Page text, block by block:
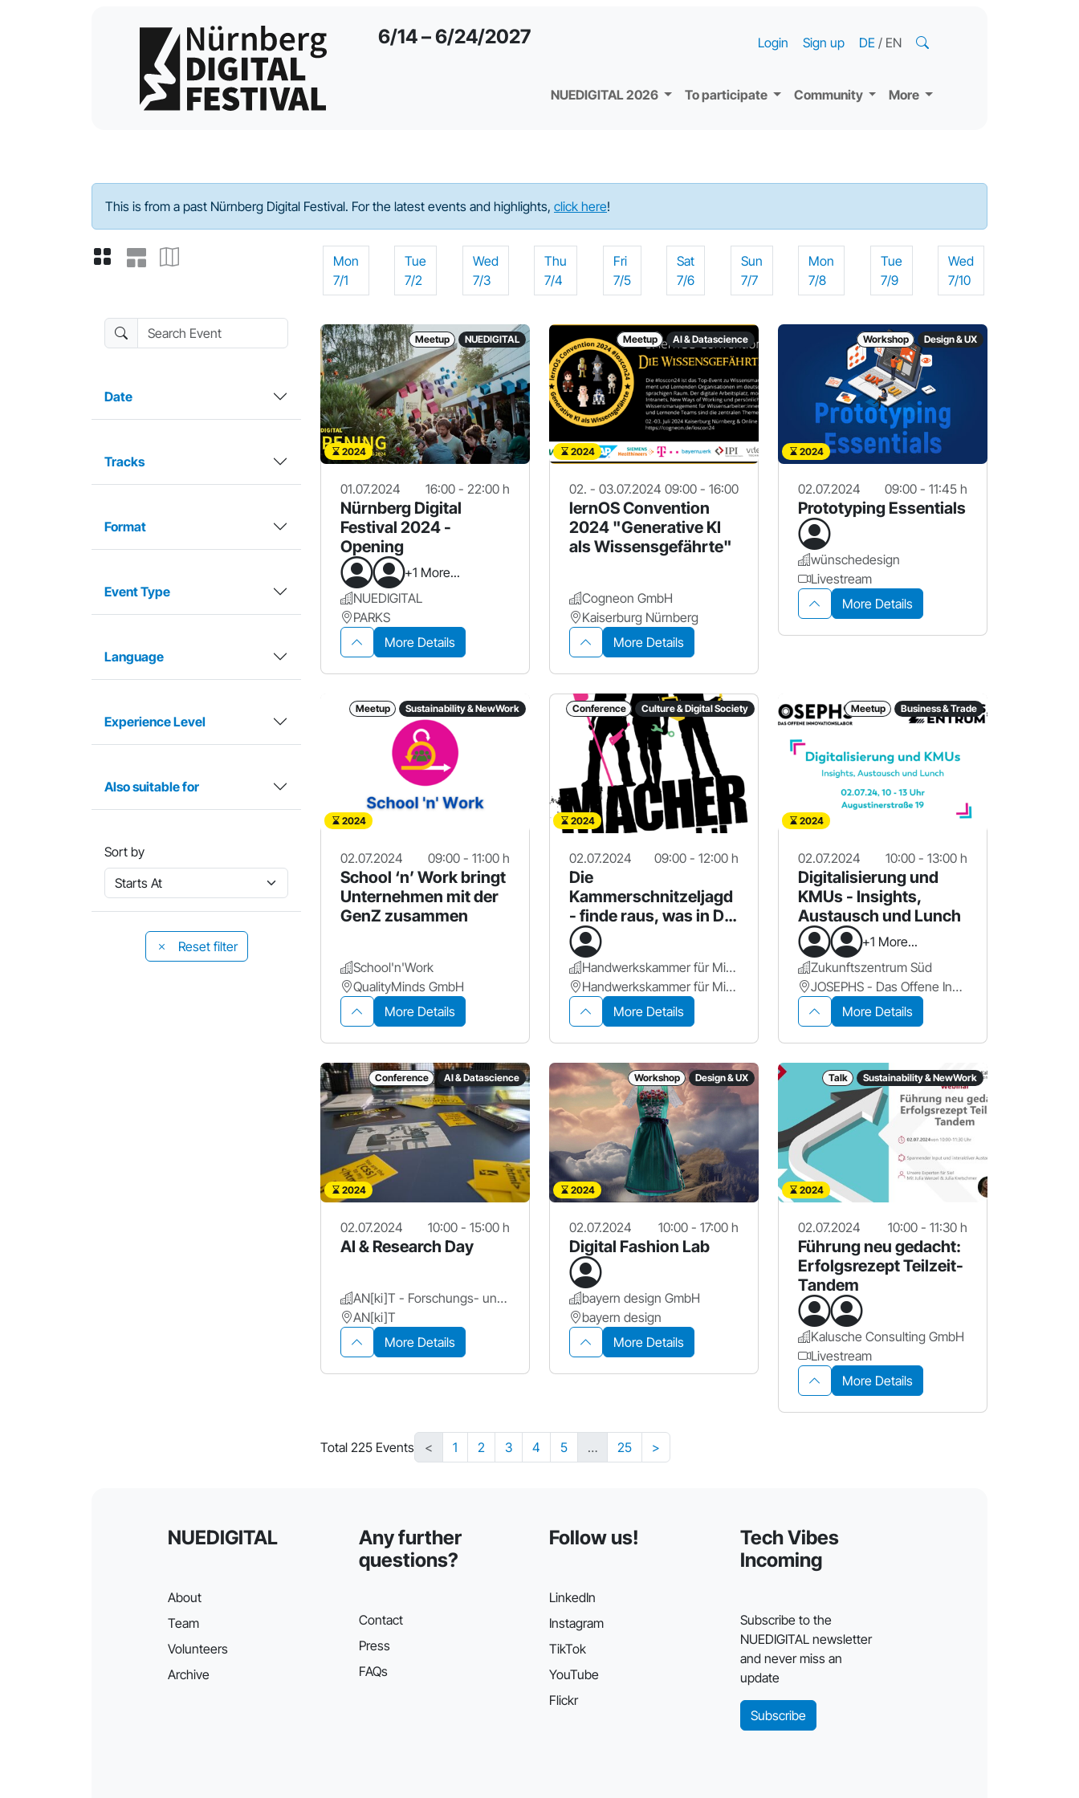
6/14 – 6/24/2027
NUEDIGITAL 2026 To participate Community More
Login Sign up DE / EN
Program - 2024
This is from a past Nürnberg Digital Festival. For the latest events and highlights, click here!
Search Event
Date
Tracks
Format
Event Type
Language
Experience Level
Also suitable for
Sort by
Reset filter
Mon
7/1
Tue
7/2
Wed
7/3
Thu
7/4
Fri
7/5
Sat
7/6
Sun
7/7
Mon
7/8
Tue
7/9
Wed
7/10
Meetup NUEDIGITAL
2024
01.07.2024 16:00 - 22:00 h
Nürnberg Digital
Festival 2024 -
Opening
+1 More...
NUEDIGITAL
PARKS
More Details
Meetup AI & Datascience
2024
02. - 03.07.2024 09:00 - 16:00
lernOS Convention
2024 "Generative KI
als Wissensgefährte"
Cogneon GmbH
Kaiserburg Nürnberg
More Details
Workshop Design & UX
2024
02.07.2024 09:00 - 11:45 h
Prototyping Essentials
wünschedesign
Livestream
More Details
Meetup Sustainability & NewWork
2024
02.07.2024 09:00 - 11:00 h
School ‘n’ Work bringt
Unternehmen mit der
GenZ zusammen
School'n'Work
QualityMinds GmbH
More Details
Conference Culture & Digital Society
2024
02.07.2024 09:00 - 12:00 h
Die
Kammerschnitzeljagd
- finde raus, was in Dir
steckt
Handwerkskammer für Mittelfanken
Handwerkskammer für Mittelfranken
More Details
Meetup Business & Trade
2024
02.07.2024 10:00 - 13:00 h
Digitalisierung und
KMUs - Insights,
Austausch und Lunch
+1 More...
Zukunftszentrum Süd
JOSEPHS - Das Offene Innovationslabor
More Details
Conference AI & Datascience
2024
02.07.2024 10:00 - 15:00 h
AI & Research Day
AN[ki]T - Forschungs- und Transferzentrum für Künstliche Intelligenz, Hochschule Ansbach
AN[ki]T
More Details
Workshop Design & UX
2024
02.07.2024 10:00 - 17:00 h
Digital Fashion Lab
bayern design GmbH
bayern design
More Details
Talk Sustainability & NewWork
2024
02.07.2024 10:00 - 11:30 h
Führung neu gedacht:
Erfolgsrezept Teilzeit-
Tandem
Kalusche Consulting GmbH
Livestream
More Details
Total 225 Events < 1 2 3 4 5 … 25 >
NUEDIGITAL
About
Team
Volunteers
Archive
Any further
questions?
Contact
Press
FAQs
Follow us!
LinkedIn
Instagram
TikTok
YouTube
Flickr
Tech Vibes
Incoming
Subscribe to the
NUEDIGITAL newsletter
and never miss an
update
Subscribe